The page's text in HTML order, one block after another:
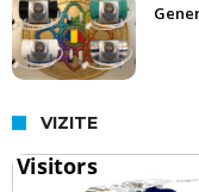
VIZITE